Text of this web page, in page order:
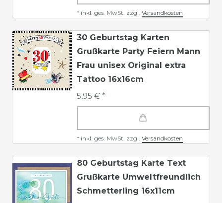
* inkl. ges. MwSt. zzgl. Versandkosten
30 Geburtstag Karten
Grußkarte Party Feiern Mann
Frau unisex Original extra
Tattoo 16x16cm
5,95 € *
* inkl. ges. MwSt. zzgl. Versandkosten
80 Geburtstag Karte Text
Grußkarte Umweltfreundlich
Schmetterling 16x11cm